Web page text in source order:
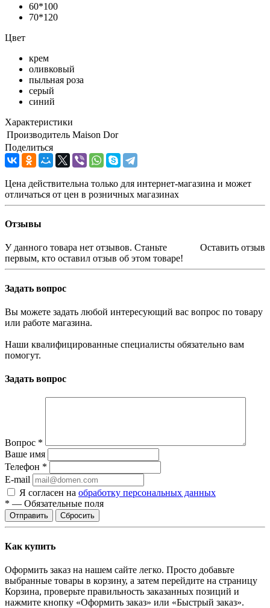
60*100
70*120
Цвет
крем
оливковый
пыльная роза
серый
синий
Характеристики
Производитель Maison Dor
Поделиться
Цена действительна только для интернет-магазина и может
отличаться от цен в розничных магазинах
Отзывы
Оставить отзыв
У данного товара нет отзывов. Станьте
первым, кто оставил отзыв об этом товаре!
Задать вопрос
Вы можете задать любой интересующий вас вопрос по товару
или работе магазина.
Наши квалифицированные специалисты обязательно вам
помогут.
Задать вопрос
Вопрос *
Ваше имя
Телефон *
E-mail
Я согласен на обработку персональных данных
* — Обязательные поля
Отправить Сбросить
Как купить
Оформить заказ на нашем сайте легко. Просто добавьте
выбранные товары в корзину, а затем перейдите на страницу
Корзина, проверьте правильность заказанных позиций и
нажмите кнопку «Оформить заказ» или «Быстрый заказ».